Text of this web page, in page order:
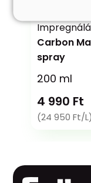
Carbon
spray
200 ml
4 990 Ft
(24 950 Ft/L)